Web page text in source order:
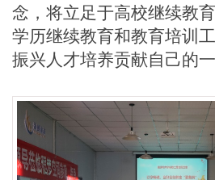
念，将立足于高校继续教
学历继续教育和教育培训
振兴人才培养贡献自己的一